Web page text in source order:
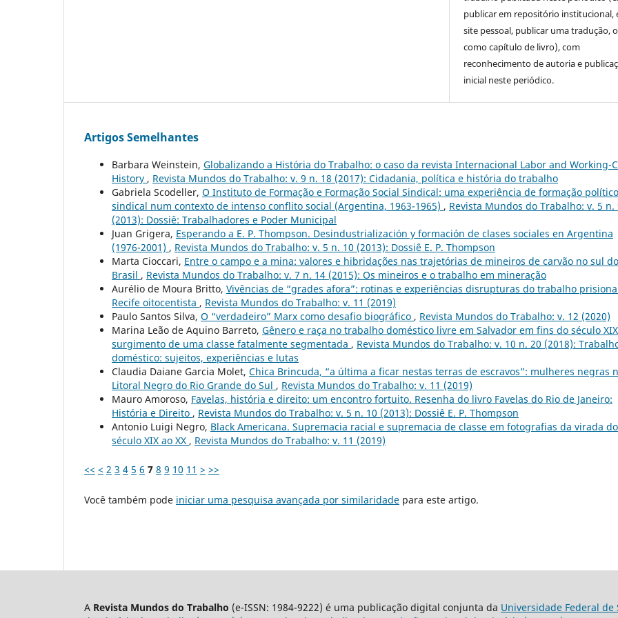
publicar em repositório institucional,
site pessoal, publicar uma tradução,
como capítulo de livro), com
reconhecimento de autoria e
inicial neste periódico.
Artigos Semelhantes
Barbara Weinstein, Globalizando a História do Trabalho: o caso da revista Internacional Labor and Working-
History , Revista Mundos do Trabalho: v. 9 n. 18 (2017): Cidadania, política e história do trabalho
Gabriela Scodeller, O Instituto de Formação e Formação Social Sindical: uma experiência de formação
sindical num contexto de intenso conflito social (Argentina, 1963-1965) , Revista Mundos do Trabalho: v. 5 n.
(2013): Dossiê: Trabalhadores e Poder Municipal
Juan Grigera, Esperando a E. P. Thompson. Desindustrialización y formación de clases sociales en Argentina
(1976-2001) , Revista Mundos do Trabalho: v. 5 n. 10 (2013): Dossiê E. P. Thompson
Marta Cioccari, Entre o campo e a mina: valores e hibridações nas trajetórias de mineiros de carvão no sul do
Brasil , Revista Mundos do Trabalho: v. 7 n. 14 (2015): Os mineiros e o trabalho em mineração
Aurélio de Moura Britto, Vivências de “grades afora”: rotinas e experiências disrupturas do trabalho
Recife oitocentista , Revista Mundos do Trabalho: v. 11 (2019)
Paulo Santos Silva, O “verdadeiro” Marx como desafio biográfico , Revista Mundos do Trabalho: v. 12 (2020)
Marina Leão de Aquino Barreto, Gênero e raça no trabalho doméstico livre em Salvador em fins do século
surgimento de uma classe fatalmente segmentada , Revista Mundos do Trabalho: v. 10 n. 20 (2018):
doméstico: sujeitos, experiências e lutas
Claudia Daiane Garcia Molet, Chica Brincuda, “a última a ficar nestas terras de escravos”: mulheres negras
Litoral Negro do Rio Grande do Sul , Revista Mundos do Trabalho: v. 11 (2019)
Mauro Amoroso, Favelas, história e direito: um encontro fortuito. Resenha do livro Favelas do Rio de Janeiro:
História e Direito , Revista Mundos do Trabalho: v. 5 n. 10 (2013): Dossiê E. P. Thompson
Antonio Luigi Negro, Black Americana. Supremacia racial e supremacia de classe em fotografias da virada do
século XIX ao XX , Revista Mundos do Trabalho: v. 11 (2019)
<< < 2 3 4 5 6 7 8 9 10 11 > >>
Você também pode iniciar uma pesquisa avançada por similaridade para este artigo.
A Revista Mundos do Trabalho (e-ISSN: 1984-9222) é uma publicação digital conjunta da Universidade Federal de